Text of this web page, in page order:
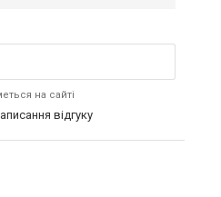
на сайті
відгуку